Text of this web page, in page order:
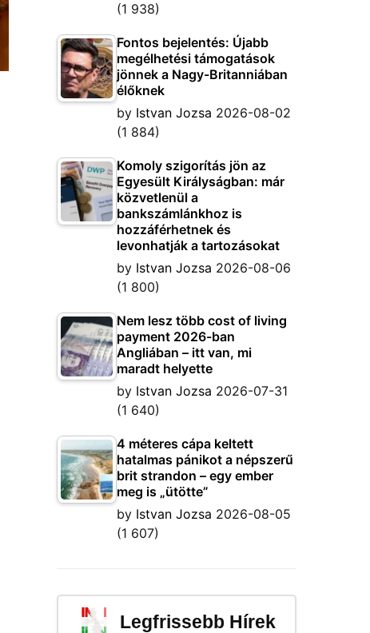
(1 938)
Fontos bejelentés: Újabb
megélhetési támogatások
jönnek a Nagy-Britanniában
élőknek
by Istvan Jozsa 2026-08-02
(1 884)
Komoly szigorítás jön az
Egyesült Királyságban: már
közvetlenül a
bankszámlánkhoz is
hozzáférhetnek és
levonhatják a tartozásokat
by Istvan Jozsa 2026-08-06
(1 800)
Nem lesz több cost of living
payment 2026-ban
Angliában – itt van, mi
maradt helyette
by Istvan Jozsa 2026-07-31
(1 640)
4 méteres cápa keltett
hatalmas pánikot a népszerű
brit strandon – egy ember
meg is „ütötte”
by Istvan Jozsa 2026-08-05
(1 607)
Legfrissebb Hírek